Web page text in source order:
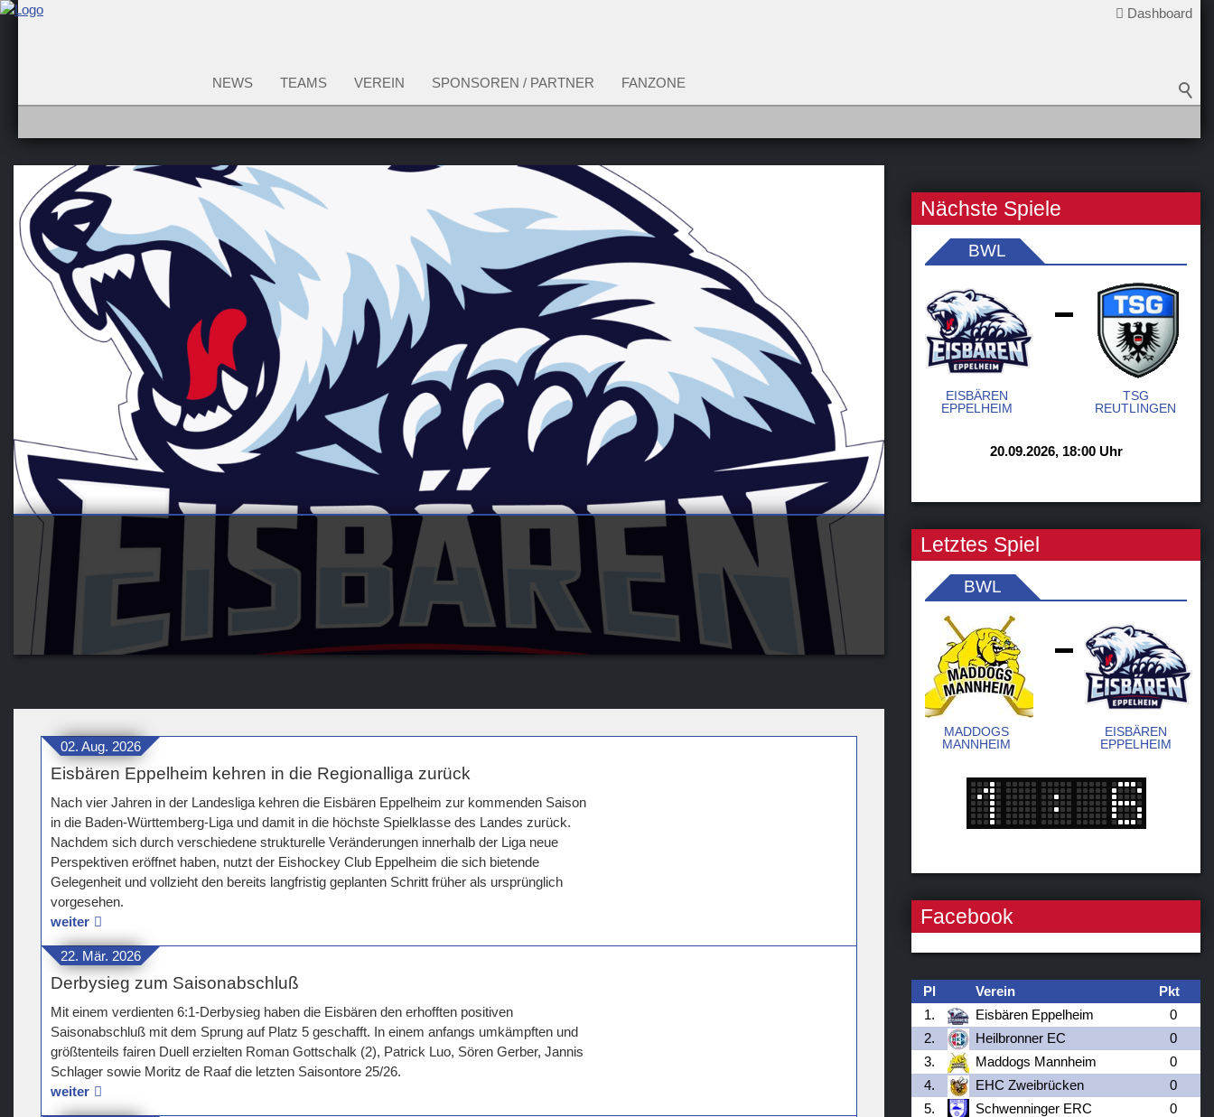
Dashboard
NEWS TEAMS VEREIN SPONSOREN / PARTNER FANZONE
02. Aug. 2026
Eisbären Eppelheim kehren in die Regionalliga zurück
Nach vier Jahren in der Landesliga kehren die Eisbären Eppelheim zur kommenden Saison
in die Baden-Württemberg-Liga und damit in die höchste Spielklasse des Landes zurück.
Nachdem sich durch verschiedene strukturelle Veränderungen innerhalb der Liga neue
Perspektiven eröffnet haben, nutzt der Eishockey Club Eppelheim die sich bietende
Gelegenheit und vollzieht den bereits langfristig geplanten Schritt früher als ursprünglich
vorgesehen.
weiter
22. Mär. 2026
Derbysieg zum Saisonabschluß
Mit einem verdienten 6:1-Derbysieg haben die Eisbären den erhofften positiven
Saisonabschluß mit dem Sprung auf Platz 5 geschafft. In einem anfangs umkämpften und
größtenteils fairen Duell erzielten Roman Gottschalk (2), Patrick Luo, Sören Gerber, Jannis
Schlager sowie Moritz de Raaf die letzten Saisontore 25/26.
weiter
Nächste Spiele
BWL
EISBÄREN
EPPELHEIM
-
TSG
REUTLINGEN
20.09.2026, 18:00 Uhr
Letztes Spiel
BWL
MADDOGS
MANNHEIM
-
EISBÄREN
EPPELHEIM
Facebook
Pl Verein
Pkt
1.
Eisbären Eppelheim
0
2.
Heilbronner EC
0
3.
Maddogs Mannheim
0
4.
EHC Zweibrücken
0
5.
Schwenninger ERC
0